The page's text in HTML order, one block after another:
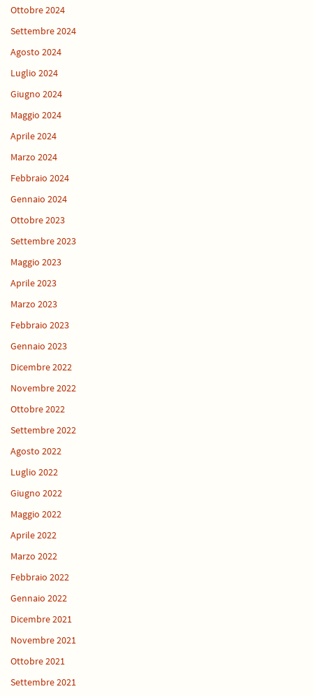
Ottobre 2024
Settembre 2024
Agosto 2024
Luglio 2024
Giugno 2024
Maggio 2024
Aprile 2024
Marzo 2024
Febbraio 2024
Gennaio 2024
Ottobre 2023
Settembre 2023
Maggio 2023
Aprile 2023
Marzo 2023
Febbraio 2023
Gennaio 2023
Dicembre 2022
Novembre 2022
Ottobre 2022
Settembre 2022
Agosto 2022
Luglio 2022
Giugno 2022
Maggio 2022
Aprile 2022
Marzo 2022
Febbraio 2022
Gennaio 2022
Dicembre 2021
Novembre 2021
Ottobre 2021
Settembre 2021